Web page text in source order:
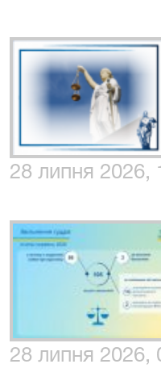
28 липня 2026,
28 липня 2026,